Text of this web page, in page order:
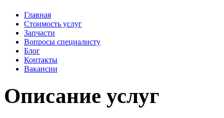
Главная
Стоимость услуг
Запчасти
Вопросы специалисту
Блог
Контакты
Вакансии
Описание услуг